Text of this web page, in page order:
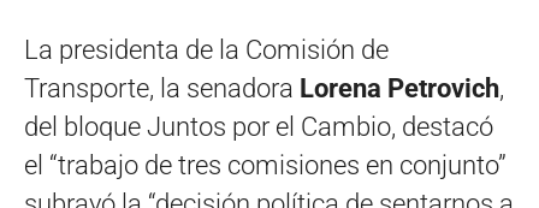
La presidenta de la Comisión de
Transporte, la senadora Lorena Petrovich,
del bloque Juntos por el Cambio, destacó
el “trabajo de tres comisiones en conjunto”